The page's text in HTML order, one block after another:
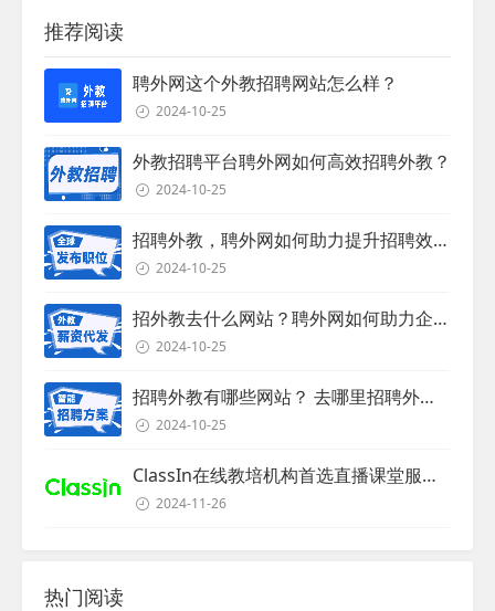
推荐阅读
聘外网这个外教招聘网站怎么样？
2024-10-25
外教招聘平台聘外网如何高效招聘外教？
2024-10-25
招聘外教，聘外网如何助力提升招聘效率？
2024-10-25
招外教去什么网站？聘外网如何助力企业外教招聘
2024-10-25
招聘外教有哪些网站？ 去哪里招聘外教？
2024-10-25
ClassIn在线教培机构首选直播课堂服务商
2024-11-26
热门阅读